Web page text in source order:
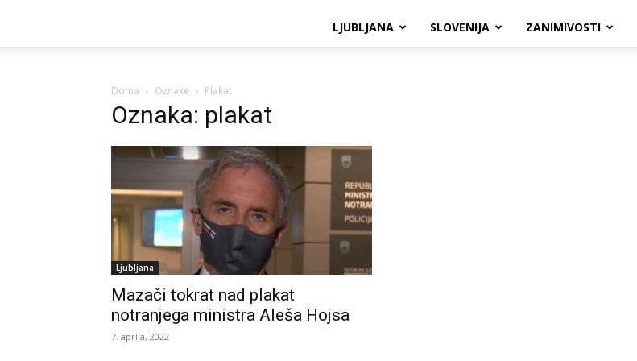
LJUBLJANA SLOVENIJA ZANIMIVOSTI
Doma Oznake Plakat
Oznaka: plakat
Ljubljana
Mazači tokrat nad plakat
notranjega ministra Aleša Hojsa
7. aprila, 2022